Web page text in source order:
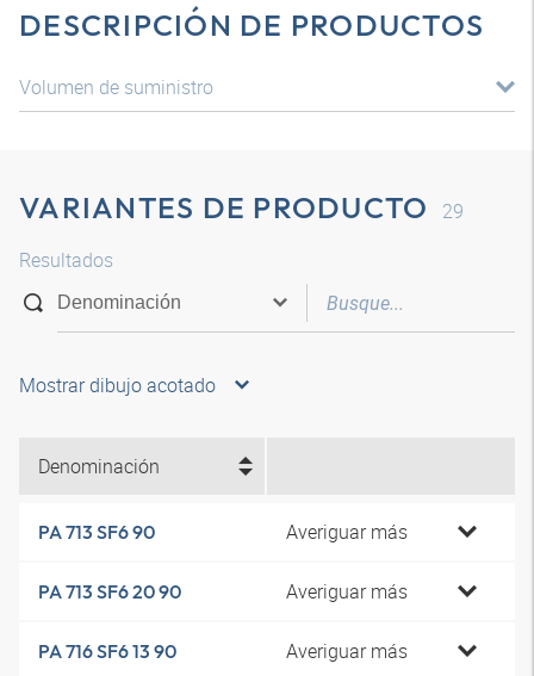
DESCRIPCIÓN DE PRODUCTOS
Volumen de suministro
VARIANTES DE PRODUCTO
29
Resultados
Mostrar dibujo acotado
Denominación
PA 713 SF6 90 Averiguar más
PA 713 SF6 20 90 Averiguar más
PA 716 SF6 13 90 Averiguar más